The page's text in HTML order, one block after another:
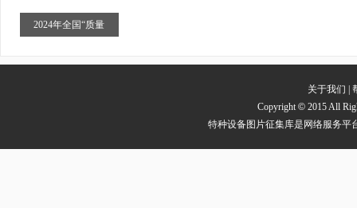
2024年全国“质量
关于我们
Copyright© 2015 All
特种设备图片征集库是网络服务平